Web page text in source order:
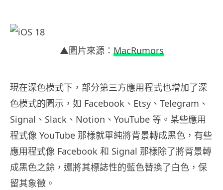
▲圖片來源： MacRumors
現在深色模式下，部分第三方應用程式也增加了深
色模式的圖示，如 Facebook、Etsy、Telegram、
Signal、Slack、Notion、YouTube 等。某些應用
程式像 YouTube 那樣就單純將背景轉成黑色，有些
應用程式像 Facebook 和 Signal 那樣除了將背景轉
成黑色之餘，還將其標誌性的藍色替換了白色，保
留其象徵。